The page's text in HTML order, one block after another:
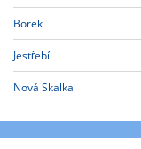
Borek
Jestřebí
Nová Skalka